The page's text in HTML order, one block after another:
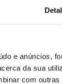
e anúncios,
da sua
com
preço
original
preço
atual
Casa com os
Heelers
Bluey